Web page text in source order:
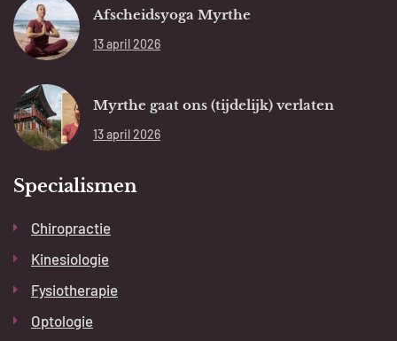
Afscheidsyoga Myrthe
13 april 2026
Myrthe gaat ons (tijdelijk) verlaten
13 april 2026
Specialismen
Chiropractie
Kinesiologie
Fysiotherapie
Optologie